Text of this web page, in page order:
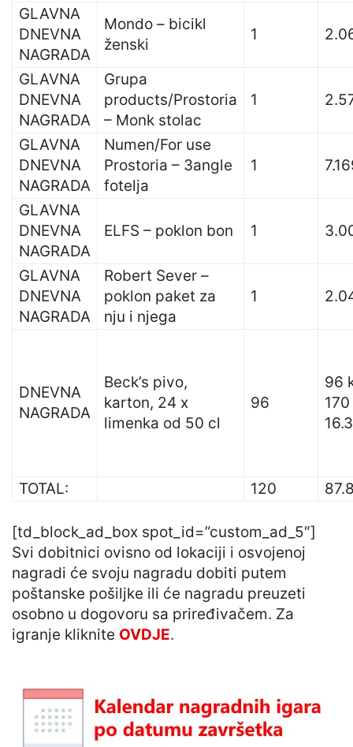
GLAVNA
DNEVNA
NAGRADA
Mondo – bicikl
ženski
1
GLAVNA
DNEVNA
NAGRADA
Grupa
products/Prostoria
– Monk stolac
1
GLAVNA
DNEVNA
NAGRADA
Numen/For use
Prostoria – 3angle
fotelja
1
GLAVNA
DNEVNA
NAGRADA
ELFS – poklon bon 1
GLAVNA
DNEVNA
NAGRADA
Robert Sever –
poklon paket za
nju i njega
1
DNEVNA
NAGRADA
Beck’s pivo,
karton, 24 x
limenka od 50 cl
96
96
TOTAL: 120
[td_block_ad_box spot_id=”custom_ad_5″]
Svi dobitnici ovisno od lokaciji i osvojenoj
nagradi će svoju nagradu dobiti putem
poštanske pošiljke ili će nagradu preuzeti
osobno u dogovoru sa priređivačem. Za
igranje kliknite OVDJE.